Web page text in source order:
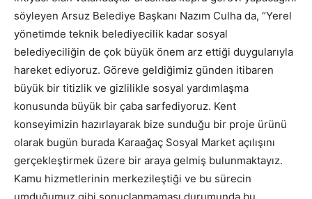
söyleyen Arsuz Belediye Başkanı Nazım Culha da, “Yerel
yönetimde teknik belediyecilik kadar sosyal
belediyeciliğin de çok büyük önem arz ettiği duygularıyla
hareket ediyoruz. Göreve geldiğimiz günden itibaren
büyük bir titizlik ve gizlilikle sosyal yardımlaşma
konusunda büyük bir çaba sarfediyoruz. Kent
konseyimizin hazırlayarak bize sunduğu bir proje ürünü
olarak bugün burada Karaağaç Sosyal Market açılışını
gerçekleştirmek üzere bir araya gelmiş bulunmaktayız.
Kamu hizmetlerinin merkezileştiği ve bu sürecin